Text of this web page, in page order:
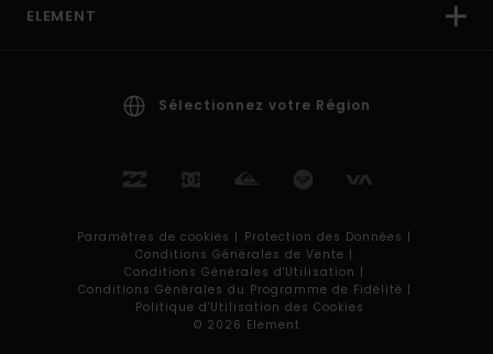
ELEMENT
Sélectionnez votre Région
Paramètres de cookies | Protection des Données |
Conditions Générales de Vente |
Conditions Générales d'Utilisation |
Conditions Générales du Programme de Fidélité |
Politique d'Utilisation des Cookies
© 2026 Element